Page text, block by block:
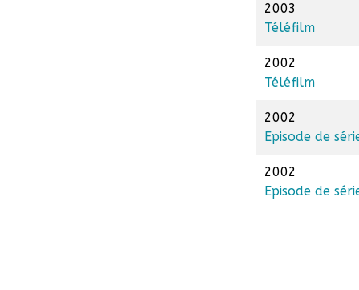
2003
Téléfilm
2002
Téléfilm
2002
Episode de
2002
Episode de